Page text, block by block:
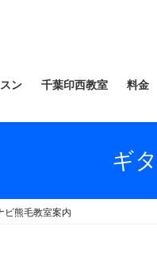
ン 千葉印西教室 料金
ギ
ビ熊毛教室案内